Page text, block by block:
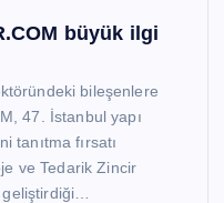
büyük ilgi
bileşenlere
47. İstanbul yapı
tanıtma fırsatı
ve Tedarik Zincir